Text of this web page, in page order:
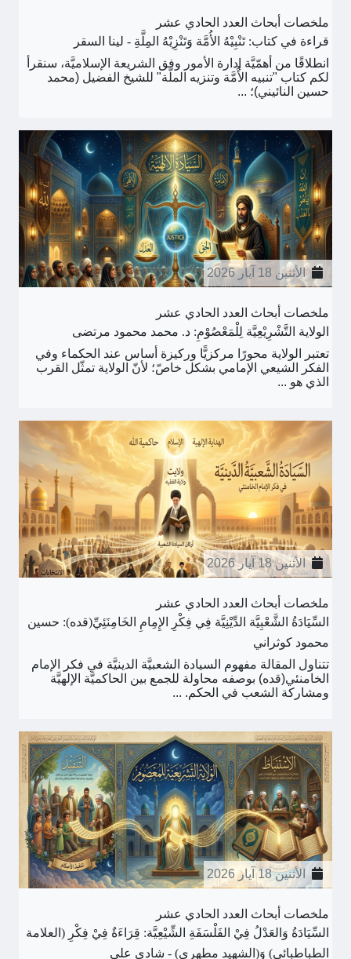
ملخصات أبحاث العدد الحادي عشر
قراءة في كتاب: تَنْبِيْهُ الأُمَّة وَتَنْزِيْهُ المِلَّةِ - لينا السقر
انطلاقًا من أهمّيَّة إدارة الأمور وفق الشريعة الإسلاميَّة، سنقرأ
لكم كتاب "تنبيه الأُمَّة وتنزيه الملّة" للشيخ الفضيل (محمد
حسين النائيني)؛ ...
الأثنين 18 آيار 2026
ملخصات أبحاث العدد الحادي عشر
الولاية التَّشْرِيْعِيَّة لِلْمَعْصُوْمِ: د. محمد محمود مرتضى
تعتبر الولاية محورًا مركزيًّا وركيزة أساس عند الحكماء وفي
الفكر الشيعي الإمامي بشكل خاصّ؛ لأنّ الولاية تمثّل القرب
الذي هو ...
الأثنين 18 آيار 2026
ملخصات أبحاث العدد الحادي عشر
السِّيَادَةُ الشَّعْبِيَّة الدِّيْنِيَّة فِي فِكْرِ الإِمِامِ الخَامِنَئِيِّ(قده): حسين
محمود كوثراني
تتناول المقالة مفهوم السيادة الشعبيَّة الدينيَّة في فكر الإمام
الخامنئي(قده) بوصفه محاولة للجمع بين الحاكميَّة الإلهيَّة
ومشاركة الشعب في الحكم. ...
الأثنين 18 آيار 2026
ملخصات أبحاث العدد الحادي عشر
السِّيَادَةُ وَالعَدْلُ فِيْ الفَلْسَفَةِ الشِّيْعِيَّة: قِرَاءَةٌ فِيْ فِكْرِ (العلامة
الطباطبائي) وَ(الشهيد مطهري) - شادي علي